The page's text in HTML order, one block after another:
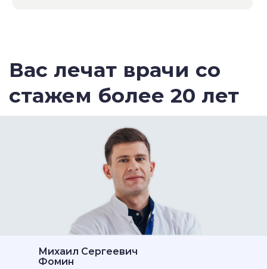
Михаил Сергеевич
Фомин